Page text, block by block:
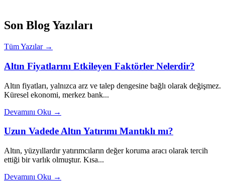
Son Blog Yazıları
Tüm Yazılar →
Altın Fiyatlarını Etkileyen Faktörler Nelerdir?
Altın fiyatları, yalnızca arz ve talep dengesine bağlı olarak değişmez.
Küresel ekonomi, merkez bank...
Devamını Oku →
Uzun Vadede Altın Yatırımı Mantıklı mı?
Altın, yüzyıllardır yatırımcıların değer koruma aracı olarak tercih
ettiği bir varlık olmuştur. Kısa...
Devamını Oku →